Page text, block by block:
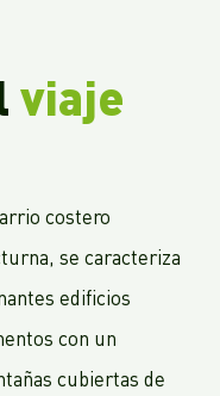
viaje
costero
se caracteriza
edificios
con un
cubiertas de